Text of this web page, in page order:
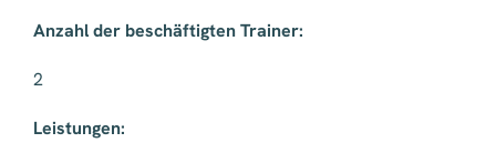
Anzahl der beschäftigten Trainer:
2
Leistungen: